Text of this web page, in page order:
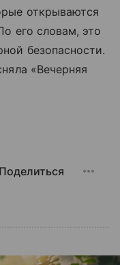
открываются
его словам, это
безопасности.
«Вечерняя
Поделиться